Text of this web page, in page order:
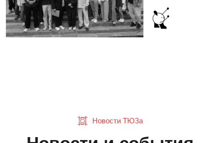
Новости ТЮЗа